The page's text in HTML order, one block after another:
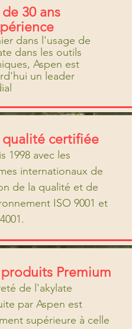
de 30 ans
dans l'usage de
dans les outils
Aspen est
un leader
qualité certifiée
1998 avec les
internationaux de
de la qualité et de
ISO 9001 et
produits Premium
de l'akylate
par Aspen est
supérieure à celle